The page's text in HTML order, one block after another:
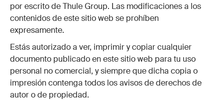
por escrito de Thule Group. Las modificaciones a los
contenidos de este sitio web se prohíben
expresamente.
Estás autorizado a ver, imprimir y copiar cualquier
documento publicado en este sitio web para tu uso
personal no comercial, y siempre que dicha copia o
impresión contenga todos los avisos de derechos de
autor o de propiedad.